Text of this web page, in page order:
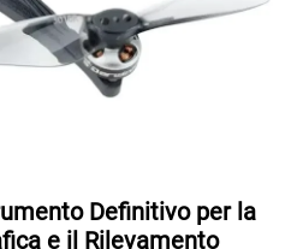
Definitivo per la
e il Rilevamento